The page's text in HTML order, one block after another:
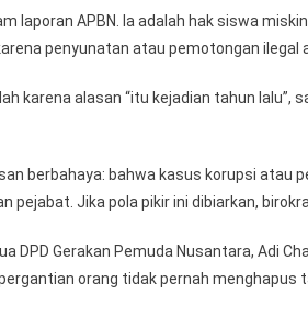
laporan APBN. Ia adalah hak siswa
penyunatan atau pemotongan
karena alasan “itu kejadian tahun
berbahaya: bahwa kasus korupsi atau
pejabat. Jika pola pikir ini dibiarkan,
DPD Gerakan Pemuda Nusantara, Adi
orang tidak pernah menghapus